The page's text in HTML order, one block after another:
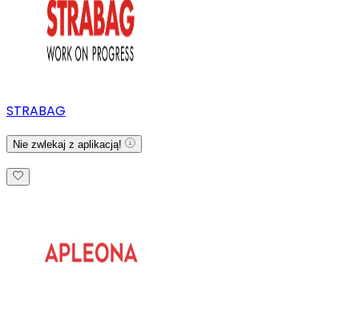
STRABAG
Nie zwlekaj z aplikacją!